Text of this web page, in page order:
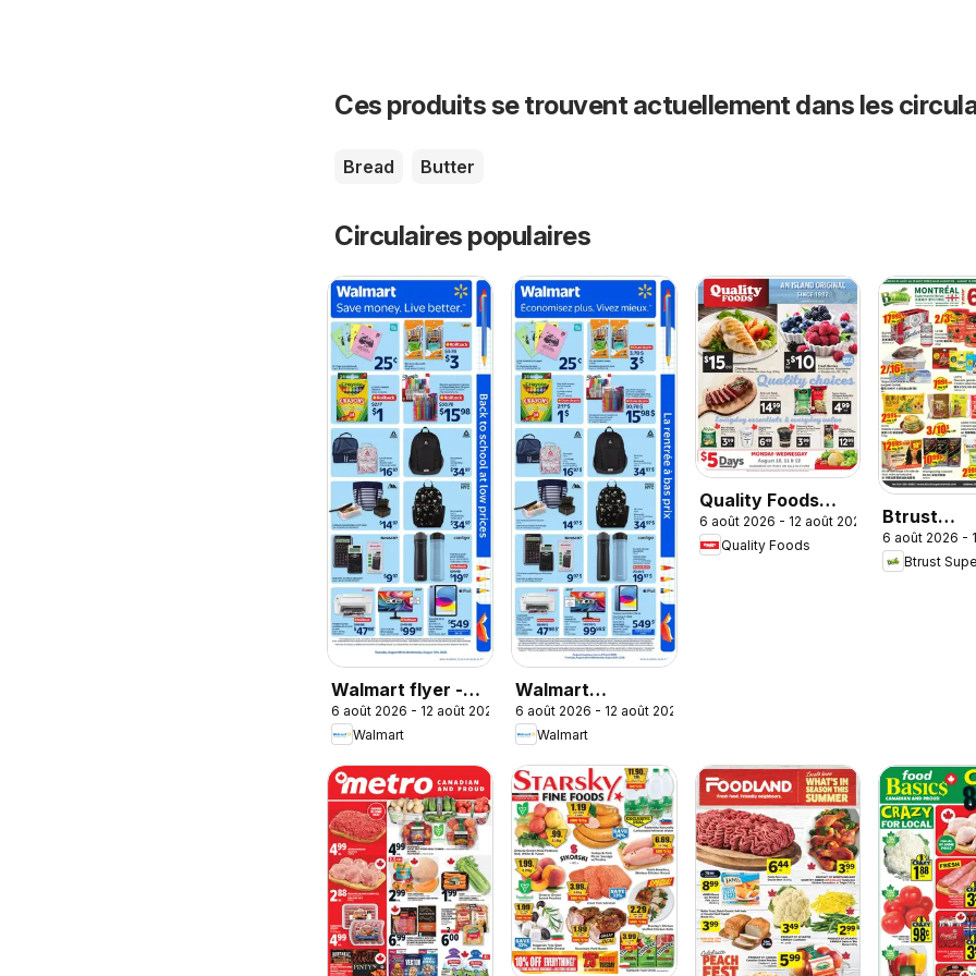
Ces produits se trouvent actuellement dans les
Bread Butter
Circulaires populaires
Walmart flyer -
Back to school at
low prices
6 août 2026 - 12 août 2026
Walmart
Walmart
circulaire - La
rentrée à bas prix
6 août 2026 - 12 août 2026
Walmart
Quality Foods
weekly flyer /
circulaire
6 août 2026 - 12 août 2026
Quality Foods
Btrust
weekly
6 août 2026 -
Btrust